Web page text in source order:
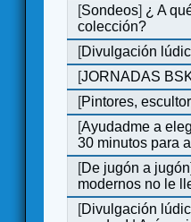
[Sondeos] ¿ A
colección?
[Divulgación
[JORNADAS
[Pintores,
[Ayudadme a
30 minutos para
[De jugón a jugón]
modernos no le
[Divulgación